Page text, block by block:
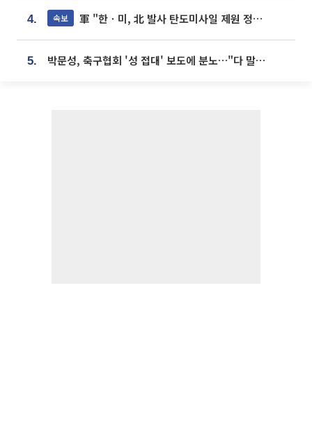
4. 속보 軍 "한ㆍ미, 北 발사 탄도미사일 제원 정밀분석 중"
5. 박문성, 축구협회 '성 접대' 보도에 분노…"다 말아먹으려고 작정했나"